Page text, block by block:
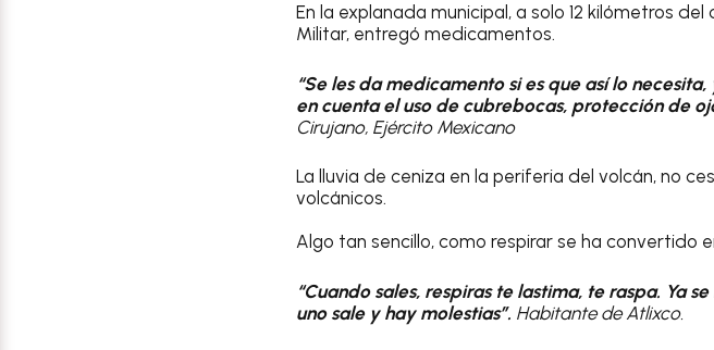
En la explanada municipal, a solo 12 kilómetros del
Militar, entregó medicamentos.
“Se les da medicamento si es que así lo
en cuenta el uso de cubrebocas, protección de
Cirujano, Ejército Mexicano
La lluvia de ceniza en la periferia del volcán, no
volcánicos.
Algo tan sencillo, como respirar se ha convertido
“Cuando sales, respiras te lastima, te raspa. Ya
uno sale y hay molestias”. Habitante de Atlixco.